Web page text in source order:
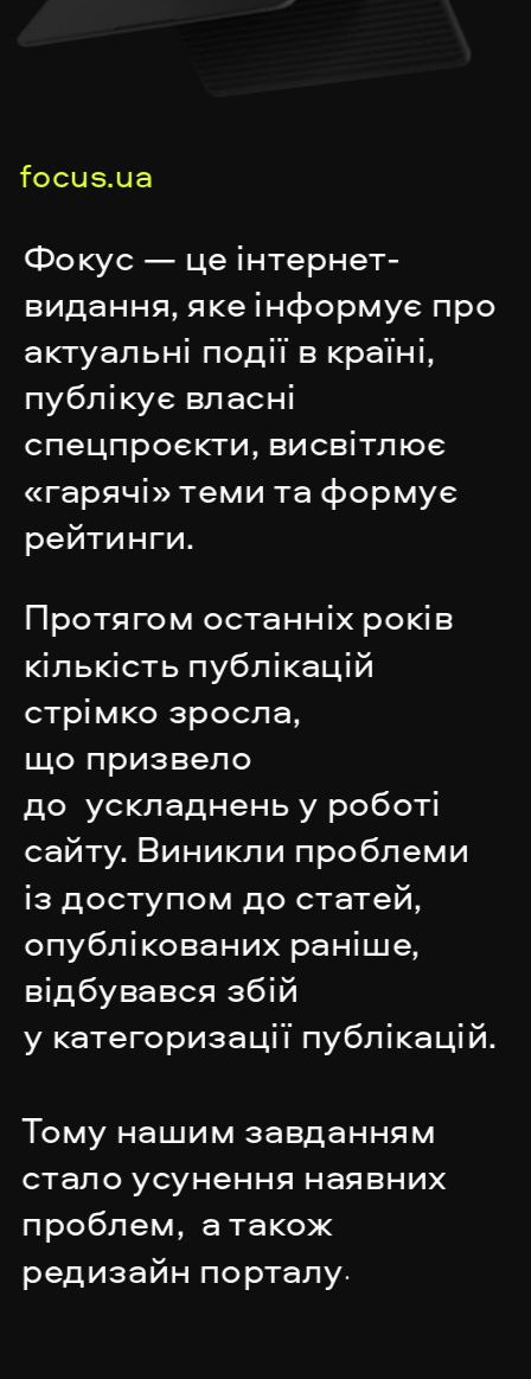
focus.ua
Фокус — це інтернет-
видання, яке інформує про
актуальні події в країні,
публікує власні
спецпроєкти, висвітлює
«гарячі» теми та формує
рейтинги.
Протягом останніх років
кількість публікацій
стрімко зросла,
що призвело
до  ускладнень у роботі
сайту. Виникли проблеми
із доступом до статей,
опублікованих раніше,
відбувався збій
у категоризації публікацій.
Тому нашим завданням
стало усунення наявних
редизайн порталу.